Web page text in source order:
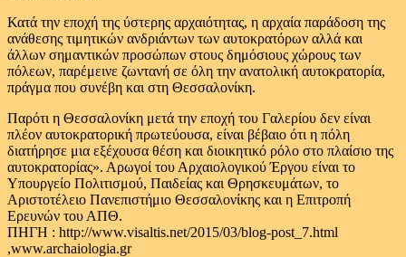
Κατά την εποχή της ύστερης αρχαιότητας, η αρχαία παράδοση της
ανάθεσης τιμητικών ανδριάντων των αυτοκρατόρων αλλά και
άλλων σημαντικών προσώπων στους δημόσιους χώρους των
πόλεων, παρέμεινε ζωντανή σε όλη την ανατολική αυτοκρατορία,
πράγμα που συνέβη και στη Θεσσαλονίκη.
Παρότι η Θεσσαλονίκη μετά την εποχή του Γαλερίου δεν είναι
πλέον αυτοκρατορική πρωτεύουσα, είναι βέβαιο ότι η πόλη
διατήρησε μια εξέχουσα θέση και διοικητικό ρόλο στο πλαίσιο της
αυτοκρατορίας». Αρωγοί του Αρχαιολογικού Έργου είναι το
Υπουργείο Πολιτισμού, Παιδείας και Θρησκευμάτων, το
Αριστοτέλειο Πανεπιστήμιο Θεσσαλονίκης και η Επιτροπή
Ερευνών του ΑΠΘ.
ΠΗΓΗ : http://www.visaltis.net/2015/03/blog-post_7.html
,www.archaiologia.gr